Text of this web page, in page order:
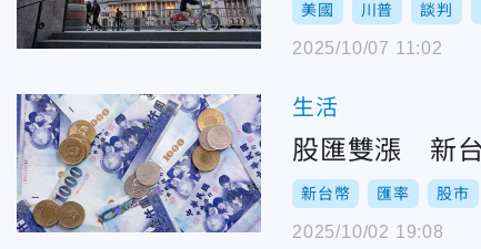
美國 川普 談判
2025/10/07 11:02
生活
股匯雙漲 新
新台幣 匯率 股市
2025/10/02 19:08